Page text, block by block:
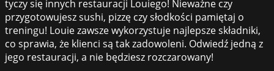
tyczy się innych restauracji Louiego! Nieważne czy
przygotowujesz sushi, pizzę czy słodkości pamiętaj o
treningu! Louie zawsze wykorzystuje najlepsze składniki,
co sprawia, że klienci są tak zadowoleni. Odwiedź jedną z
jego restauracji, a nie będziesz rozczarowany!